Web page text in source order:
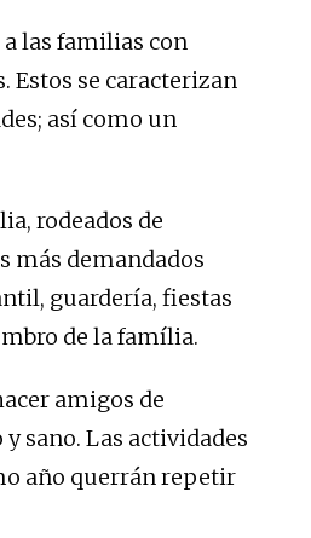
las familias con
Estos se caracterizan
así como un
rodeados de
más demandados
guardería, fiestas
de la família.
amigos de
sano. Las actividades
año querrán repetir